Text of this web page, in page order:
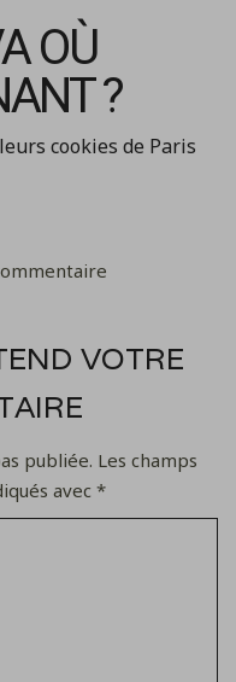
OÙ
?
cookies de Paris
VOTRE
publiée. Les champs
avec *